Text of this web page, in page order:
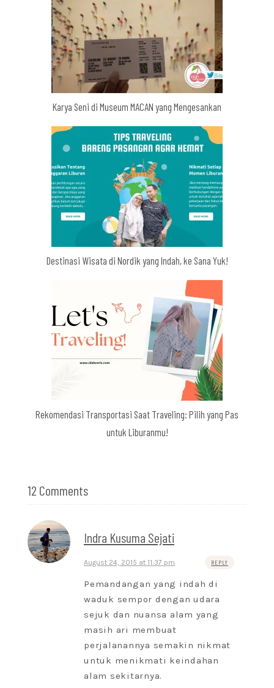
Karya Seni di Museum MACAN yang Mengesankan
Destinasi Wisata di Nordik yang Indah, ke Sana Yuk!
Rekomendasi Transportasi Saat Traveling: Pilih yang Pas
untuk Liburanmu!
12 Comments
Indra Kusuma Sejati
August 24, 2015 at 11:37 pm REPLY
Pemandangan yang indah di
waduk sempor dengan udara
sejuk dan nuansa alam yang
masih ari membuat
perjalanannya semakin nikmat
untuk menikmati keindahan
alam sekitarnya.